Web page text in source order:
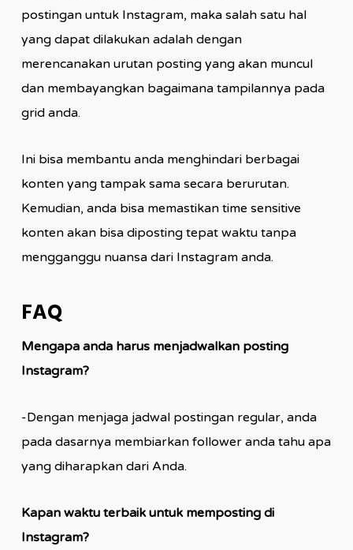
postingan untuk Instagram, maka salah satu hal
yang dapat dilakukan adalah dengan
merencanakan urutan posting yang akan muncul
dan membayangkan bagaimana tampilannya pada
grid anda.
Ini bisa membantu anda menghindari berbagai
konten yang tampak sama secara berurutan.
Kemudian, anda bisa memastikan time sensitive
konten akan bisa diposting tepat waktu tanpa
mengganggu nuansa dari Instagram anda.
FAQ
Mengapa anda harus menjadwalkan posting
Instagram?
-Dengan menjaga jadwal postingan regular, anda
pada dasarnya membiarkan follower anda tahu apa
yang diharapkan dari Anda.
Kapan waktu terbaik untuk memposting di
Instagram?